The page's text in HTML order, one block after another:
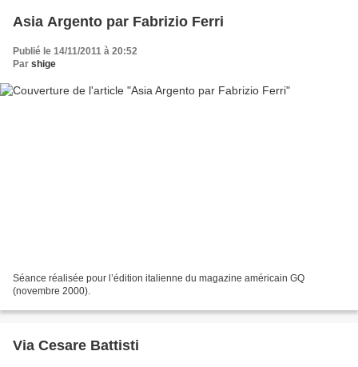
Asia Argento par Fabrizio Ferri
Publié le 14/11/2011 à 20:52
Par shige
Séance réalisée pour l’édition italienne du magazine américain GQ
(novembre 2000).
Via Cesare Battisti